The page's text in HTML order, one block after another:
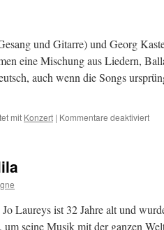
und Gitarre) und Georg
eine Mischung aus Liedern,
auch wenn die Songs
mit Konzert | Kommentare deaktiviertfür
Laureys ist 32 Jahre alt und
seine Musik mit der ganzen